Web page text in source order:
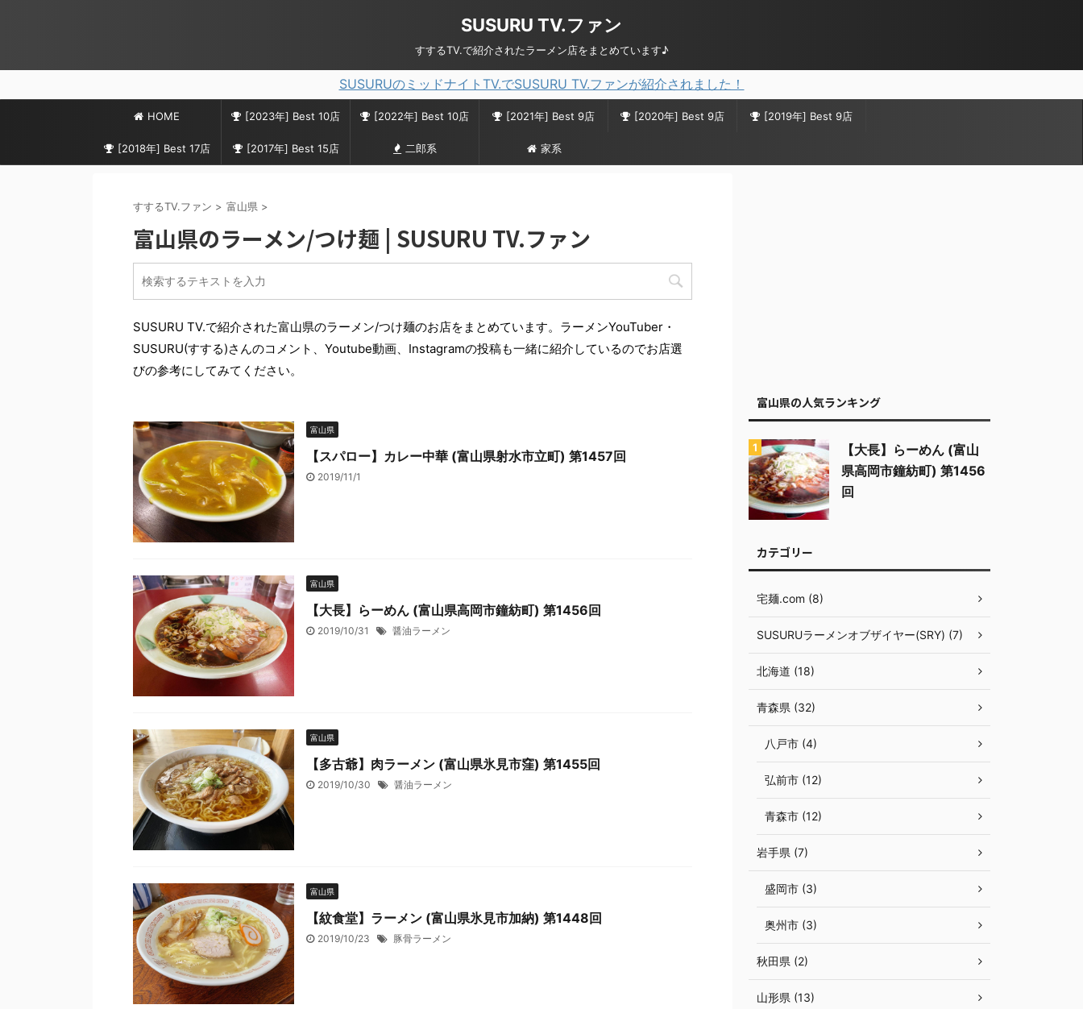
SUSURU TV.ファン
すするTV.で紹介されたラーメン店をまとめています♪
SUSURUのミッドナイトTV.でSUSURU TV.ファンが紹介されました！
HOME [2023年] Best 10店 [2022年] Best 10店 [2021年] Best 9店 [2020年] Best 9店 [2019年] Best 9店
[2018年] Best 17店 [2017年] Best 15店 二郎系 家系
すするTV.ファン > 富山県 >
富山県のラーメン/つけ麺 | SUSURU TV.ファン
SUSURU TV.で紹介された富山県のラーメン/つけ麺のお店をまとめています。ラーメンYouTuber・
SUSURU(すする)さんのコメント、Youtube動画、Instagramの投稿も一緒に紹介しているのでお店選
びの参考にしてみてください。
富山県
【スパロー】カレー中華 (富山県射水市立町) 第1457回
2019/11/1
富山県
【大長】らーめん (富山県高岡市鐘紡町) 第1456回
2019/10/31 醤油ラーメン
富山県
【多古爺】肉ラーメン (富山県氷見市窪) 第1455回
2019/10/30 醤油ラーメン
富山県
【紋食堂】ラーメン (富山県氷見市加納) 第1448回
2019/10/23 豚骨ラーメン
富山県の人気ランキング
【大長】らーめん (富山
県高岡市鐘紡町) 第1456
回
カテゴリー
宅麺.com (8)
SUSURUラーメンオブザイヤー(SRY) (7)
北海道 (18)
青森県 (32)
八戸市 (4)
弘前市 (12)
青森市 (12)
岩手県 (7)
盛岡市 (3)
奥州市 (3)
秋田県 (2)
山形県 (13)